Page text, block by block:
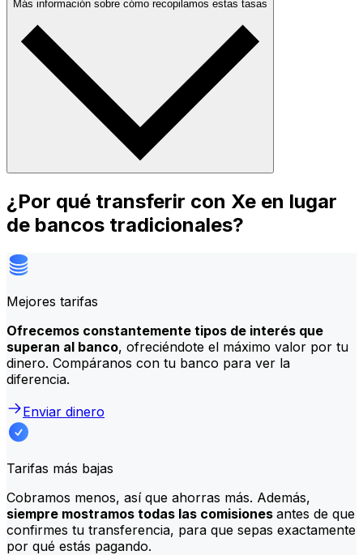
Más información sobre cómo recopilamos estas tasas
¿Por qué transferir con Xe en lugar
de bancos tradicionales?
Mejores tarifas
Ofrecemos constantemente tipos de interés que
superan al banco, ofreciéndote el máximo valor por tu
dinero. Compáranos con tu banco para ver la
diferencia.
Enviar dinero
Tarifas más bajas
Cobramos menos, así que ahorras más. Además,
siempre mostramos todas las comisiones antes de que
confirmes tu transferencia, para que sepas exactamente
por qué estás pagando.